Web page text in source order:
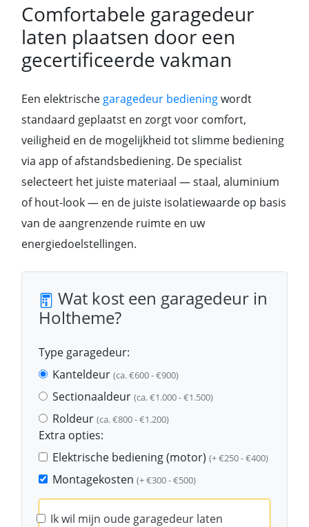
Comfortabele garagedeur
laten plaatsen door een
gecertificeerde vakman
Een elektrische garagedeur bedieningwordt
standaard geplaatst en zorgt voor comfort,
veiligheid en de mogelijkheid tot slimme bediening
via app of afstandsbediening. De specialist
selecteert het juiste materiaal — staal, aluminium
of hout-look — en de juiste isolatiewaarde op basis
van de aangrenzende ruimte en uw
energiedoelstellingen.
Wat kost een garagedeur in
Holtheme?
Type garagedeur:
Kanteldeur (ca. €600 - €900)
Sectionaaldeur (ca. €1.000 - €1.500)
Roldeur (ca. €800 - €1.200)
Extra opties:
Elektrische bediening (motor) (+ €250 - €400)
Montagekosten (+ €300 - €500)
Ik wil mijn oude garagedeur laten